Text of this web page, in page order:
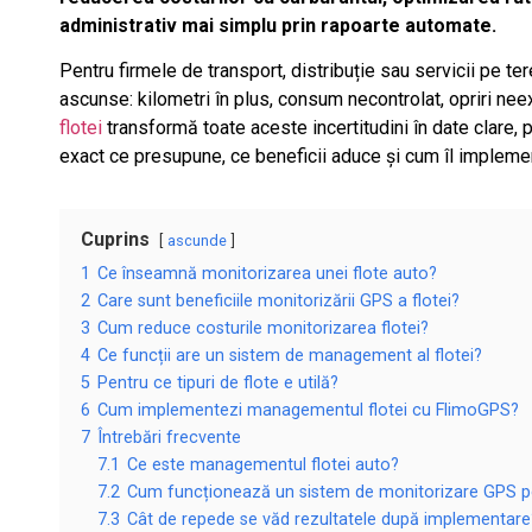
administrativ mai simplu prin rapoarte automate.
Pentru firmele de transport, distribuție sau servicii pe
ascunse: kilometri în plus, consum necontrolat, opriri
flotei transformă toate aceste incertitudini în date clare,
exact ce presupune, ce beneficii aduce și cum îl
Cuprins ascunde
1 Ce înseamnă monitorizarea unei flote auto?
2 Care sunt beneficiile monitorizării GPS a flotei?
3 Cum reduce costurile monitorizarea flotei?
4 Ce funcții are un sistem de management al flotei?
5 Pentru ce tipuri de flote e utilă?
6 Cum implementezi managementul flotei cu FlimoGPS?
7 Întrebări frecvente
7.1 Ce este managementul flotei auto?
7.2 Cum funcționează un sistem de monitorizare GPS
7.3 Cât de repede se văd rezultatele după